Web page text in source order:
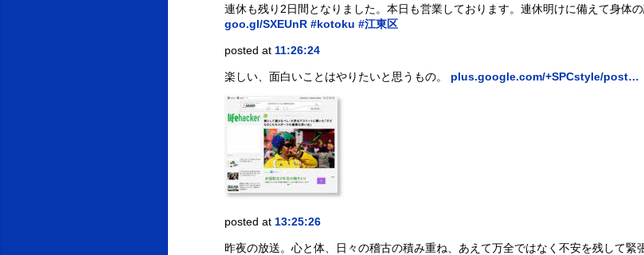
連休も残り2日間となりました。本日も営業しております。連休明けに備えて身体
goo.gl/SXEUnR #kotoku #江東区
posted at 11:26:24
楽しい、面白いことはやりたいと思うもの。 plus.google.com/+SPCstyle/post…
posted at 13:25:26
昨夜の放送。心と体、日々の稽古の積み重ね、あえて万全ではなく不安を残して緊